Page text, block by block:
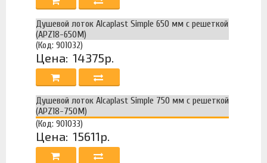
Душевой лоток Alcaplast Simple 650 мм с решеткой
(APZ18-650M)
(Код: 901032)
Цена: 14375р.
Душевой лоток Alcaplast Simple 750 мм с решеткой
(APZ18-750M)
(Код: 901033)
Цена: 15611р.